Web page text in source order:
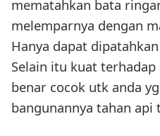
mematahkan bata
melemparnya dengan
Hanya dapat
Selain itu kuat
benar cocok utk anda
bangunannya tahan